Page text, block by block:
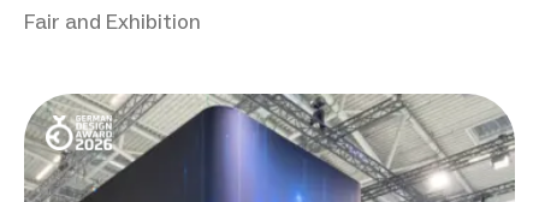
Fair and Exhibition